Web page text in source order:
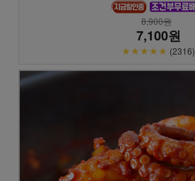
8,900원
7,100원
★★★★★ (2316)